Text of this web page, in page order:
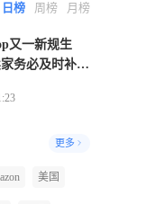
日榜 周榜 月榜
又一新规生
务必及时补齐
更多
美国